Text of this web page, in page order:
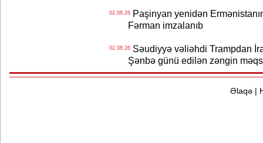
02.08.26Paşinyan yenidən
Fərman imzalanıb
02.08.26Səudiyyə vəliəhdi Trampdan
Şənbə günü edilən zəngin
Əlaqə|